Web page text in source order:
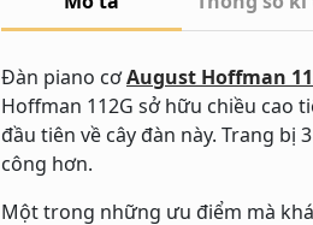
Đàn piano cơAugust Hoffman
Hoffman 112G sở hữu chiều cao
đầu tiên về cây đàn này. Trang
công hơn.
Một trong những ưu điểm mà